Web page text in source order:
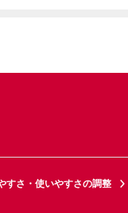
すさ・使いやすさの調整